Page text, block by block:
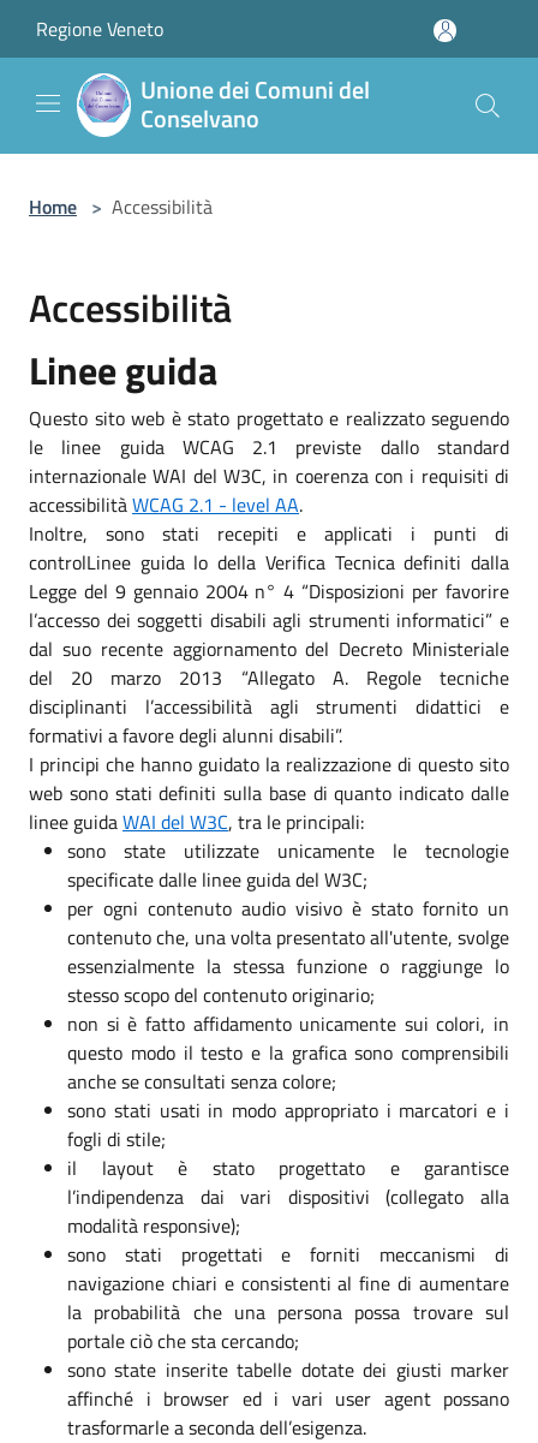
Regione Veneto
Unione dei Comuni del
Conselvano
Home > Accessibilità
Accessibilità
Linee guida
Questo sito web è stato progettato e realizzato seguendo
le linee guida WCAG 2.1 previste dallo standard
internazionale WAI del W3C, in coerenza con i requisiti di
accessibilitàWCAG 2.1 - level AA.
Inoltre, sono stati recepiti e applicati i punti di
controlLinee guida lo della Verifica Tecnica definiti dalla
Legge del 9 gennaio 2004 n° 4 “Disposizioni per favorire
l’accesso dei soggetti disabili agli strumenti informatici” e
dal suo recente aggiornamento del Decreto Ministeriale
del 20 marzo 2013 “Allegato A. Regole tecniche
disciplinanti l’accessibilità agli strumenti didattici e
formativi a favore degli alunni disabili”.
I principi che hanno guidato la realizzazione di questo sito
web sono stati definiti sulla base di quanto indicato dalle
linee guidaWAI del W3C, tra le principali:
sono state utilizzate unicamente le tecnologie
specificate dalle linee guida del W3C;
per ogni contenuto audio visivo è stato fornito un
contenuto che, una volta presentato all'utente, svolge
essenzialmente la stessa funzione o raggiunge lo
stesso scopo del contenuto originario;
non si è fatto affidamento unicamente sui colori, in
questo modo il testo e la grafica sono comprensibili
anche se consultati senza colore;
sono stati usati in modo appropriato i marcatori e i
fogli di stile;
il layout è stato progettato e garantisce
l’indipendenza dai vari dispositivi (collegato alla
modalità responsive);
sono stati progettati e forniti meccanismi di
navigazione chiari e consistenti al fine di aumentare
la probabilità che una persona possa trovare sul
portale ciò che sta cercando;
sono state inserite tabelle dotate dei giusti marker
affinché i browser ed i vari user agent possano
trasformarle a seconda dell’esigenza.